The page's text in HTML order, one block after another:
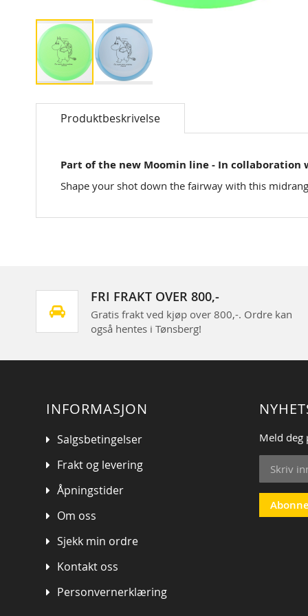
to
images
gallery
Produktbeskrivelse
Part of the new Moomin line - In collaboration
Shape your shot down the fairway with this
FRI FRAKT OVER 800,-
Gratis frakt ved kjøp over 800,-. Ordre kan
også hentes i Tønsberg!
INFORMASJON
Salgsbetingelser
Frakt og levering
Åpningstider
Om oss
Sjekk min ordre
Kontakt oss
Personvernerklæring
Meld deg
Sign
Up
for
Our